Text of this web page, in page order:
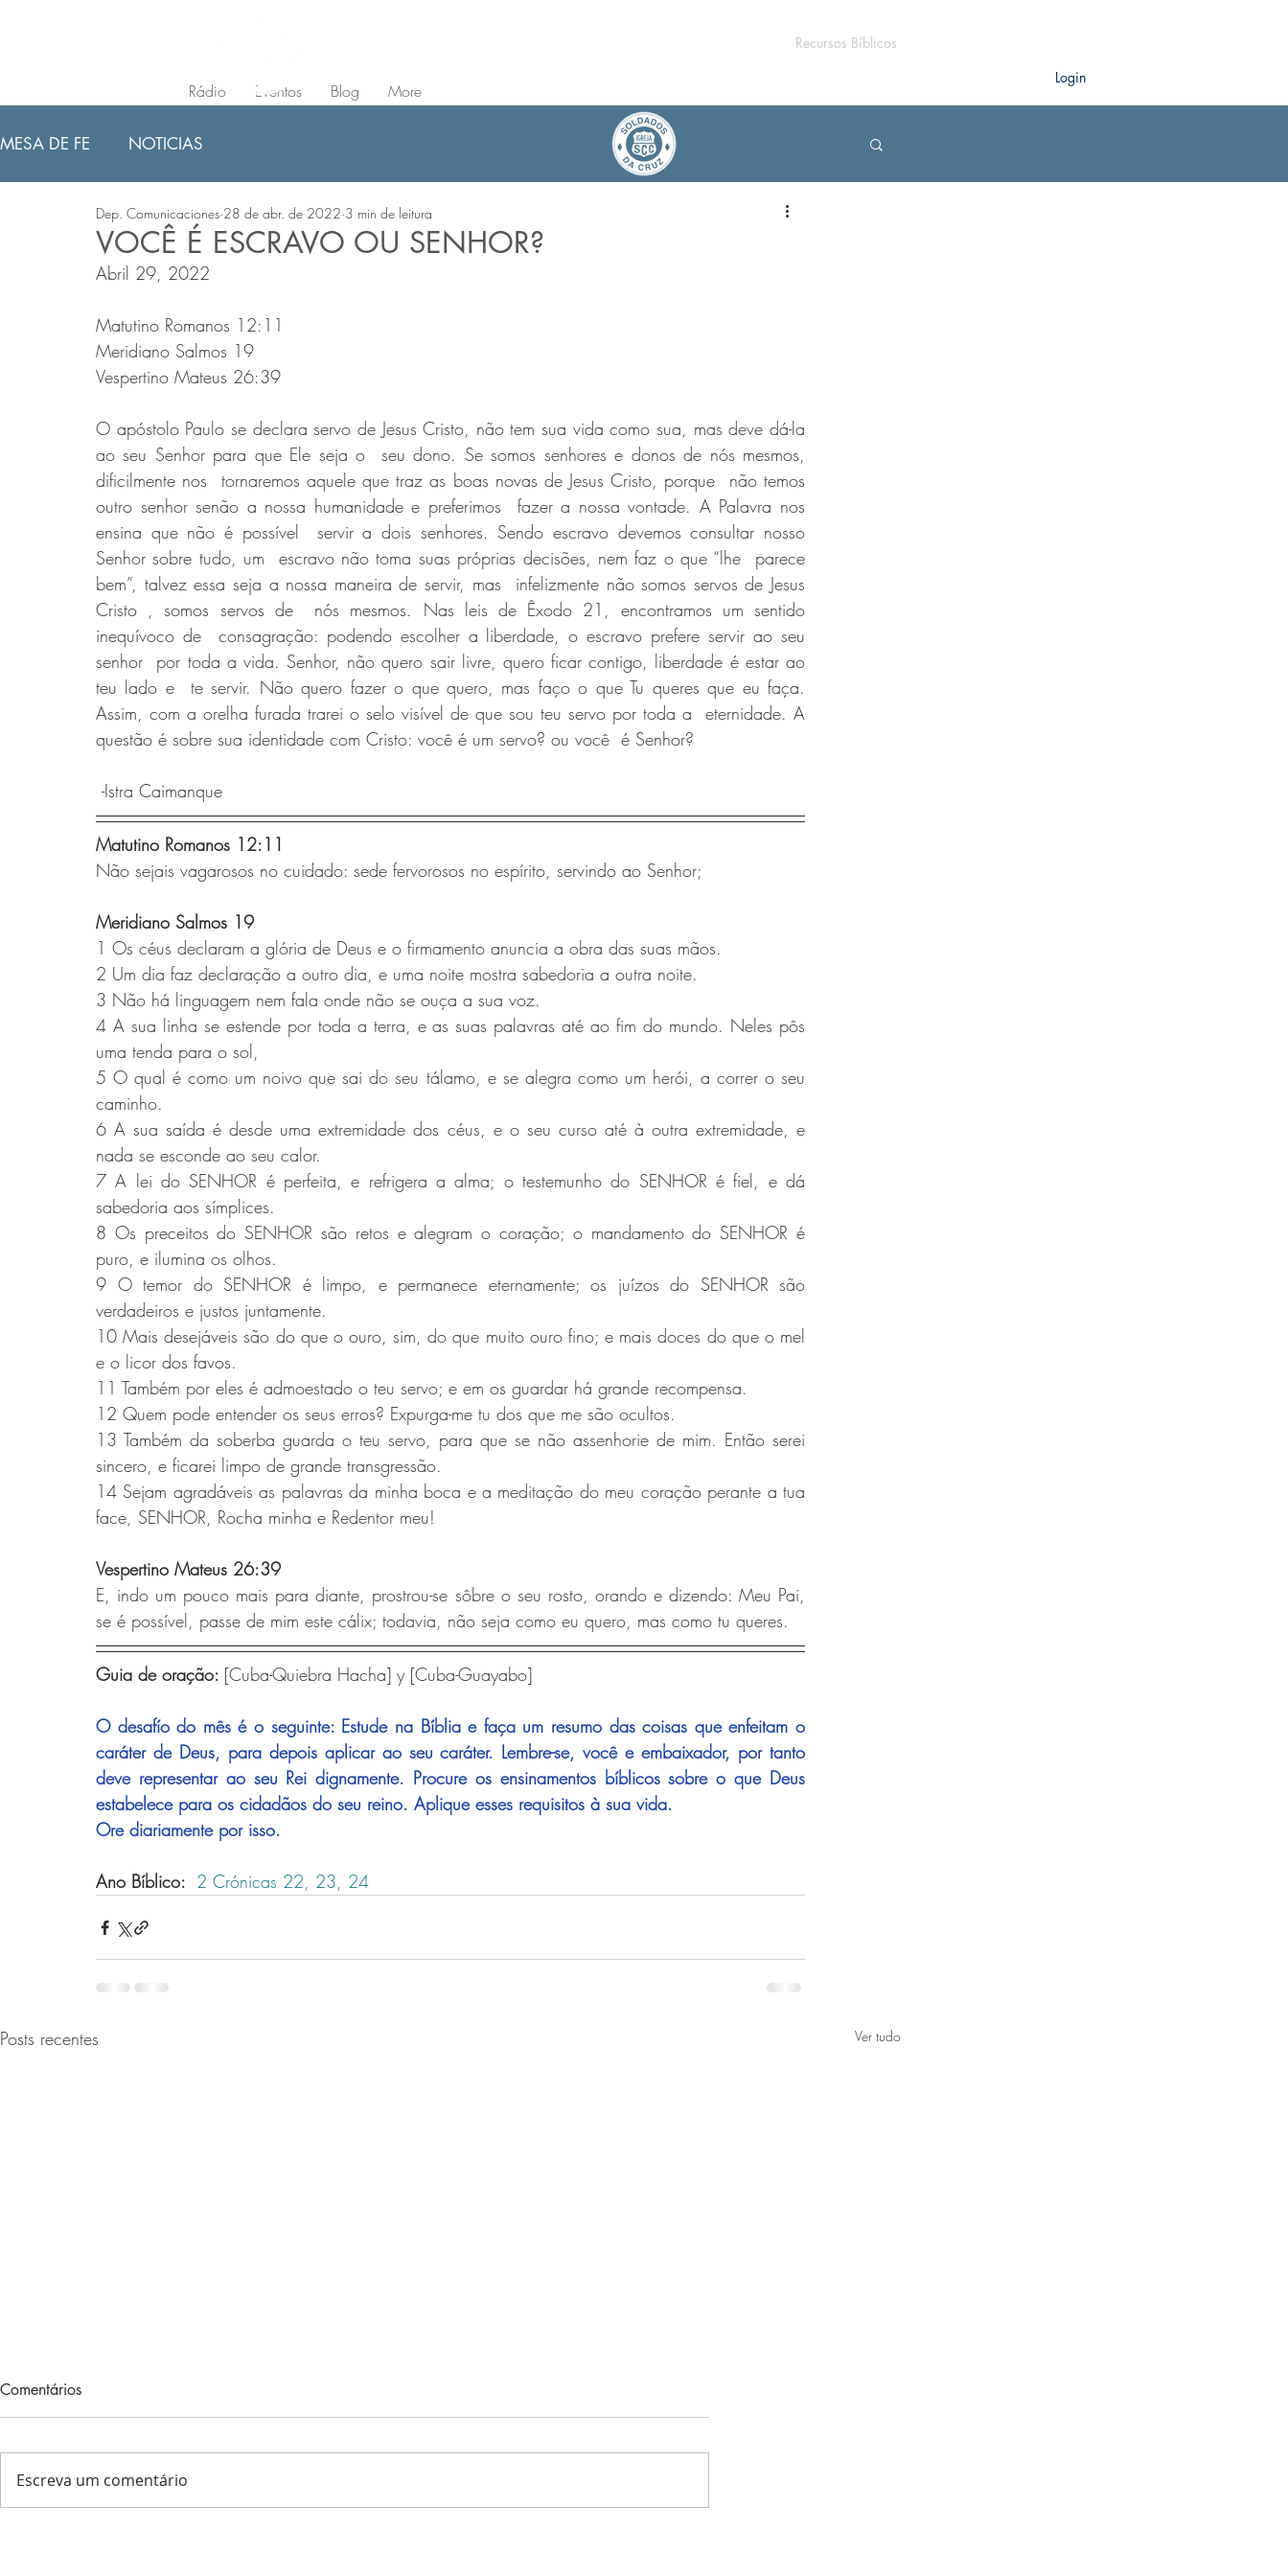
Recursos Bíblicos
MESA DE FE NOTICIAS
VOCÊ É ESCRAVO OU SENHOR?
Dep. Comunicaciones 28 de abr. de 2022 3 min de leitura
Abril 29, 2022
Matutino Romanos 12:11
Meridiano Salmos 19
Vespertino Mateus 26:39
O apóstolo Paulo se declara servo de Jesus Cristo, não tem sua vida como sua, mas deve dá-la
ao seu Senhor para que Ele seja o  seu dono. Se somos senhores e donos de nós mesmos,
dificilmente nos  tornaremos aquele que traz as boas novas de Jesus Cristo, porque  não temos
outro senhor senão a nossa humanidade e preferimos  fazer a nossa vontade. A Palavra nos
ensina que não é possível  servir a dois senhores. Sendo escravo devemos consultar nosso
Senhor sobre tudo, um  escravo não toma suas próprias decisões, nem faz o que “lhe  parece
bem”, talvez essa seja a nossa maneira de servir, mas  infelizmente não somos servos de Jesus
Cristo , somos servos de  nós mesmos. Nas leis de Êxodo 21, encontramos um sentido
inequívoco de  consagração: podendo escolher a liberdade, o escravo prefere servir ao seu
senhor  por toda a vida. Senhor, não quero sair livre, quero ficar contigo, liberdade é estar ao
teu lado e  te servir. Não quero fazer o que quero, mas faço o que Tu queres que eu faça.
Assim, com a orelha furada trarei o selo visível de que sou teu servo por toda a  eternidade. A
questão é sobre sua identidade com Cristo: você é um servo? ou você  é Senhor?
-Istra Caimanque
Matutino Romanos 12:11
Não sejais vagarosos no cuidado: sede fervorosos no espírito, servindo ao Senhor;
Meridiano Salmos 19
1 Os céus declaram a glória de Deus e o firmamento anuncia a obra das suas mãos.
2 Um dia faz declaração a outro dia, e uma noite mostra sabedoria a outra noite.
3 Não há linguagem nem fala onde não se ouça a sua voz.
4 A sua linha se estende por toda a terra, e as suas palavras até ao fim do mundo. Neles pôs
uma tenda para o sol,
5 O qual é como um noivo que sai do seu tálamo, e se alegra como um herói, a correr o seu
caminho.
6 A sua saída é desde uma extremidade dos céus, e o seu curso até à outra extremidade, e
nada se esconde ao seu calor.
7 A lei do SENHOR é perfeita, e refrigera a alma; o testemunho do SENHOR é fiel, e dá
sabedoria aos símplices.
8 Os preceitos do SENHOR são retos e alegram o coração; o mandamento do SENHOR é
puro, e ilumina os olhos.
9 O temor do SENHOR é limpo, e permanece eternamente; os juízos do SENHOR são
verdadeiros e justos juntamente.
10 Mais desejáveis são do que o ouro, sim, do que muito ouro fino; e mais doces do que o mel
e o licor dos favos.
11 Também por eles é admoestado o teu servo; e em os guardar há grande recompensa.
12 Quem pode entender os seus erros? Expurga-me tu dos que me são ocultos.
13 Também da soberba guarda o teu servo, para que se não assenhorie de mim. Então serei
sincero, e ficarei limpo de grande transgressão.
14 Sejam agradáveis as palavras da minha boca e a meditação do meu coração perante a tua
face, SENHOR, Rocha minha e Redentor meu!
Vespertino Mateus 26:39
E, indo um pouco mais para diante, prostrou-se sôbre o seu rosto, orando e dizendo: Meu Pai,
se é possível, passe de mim este cálix; todavia, não seja como eu quero, mas como tu queres.
Guia de oração: [Cuba-Quiebra Hacha] y [Cuba-Guayabo]
O desafío do mês é o seguinte: Estude na Bíblia e faça um resumo das coisas que enfeitam o
caráter de Deus, para depois aplicar ao seu caráter. Lembre-se, você e embaixador, por tanto
deve representar ao seu Rei dignamente. Procure os ensinamentos bíblicos sobre o que Deus
estabelece para os cidadãos do seu reino. Aplique esses requisitos à sua vida.
Ore diariamente por isso.
Ano Bíblico: 2 Crónicas 22, 23, 24
Posts recentes Ver tudo
Maio 31, 2022 Pensando em ti,
Eu...
Maio 30, 2022 Algumas pessoas
têm a ver com ...
Comentários
Escreva um comentário
Rádio Eventos Blog More
Login